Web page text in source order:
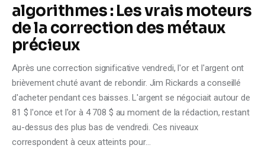
algorithmes : Les vrais moteurs
de la correction des métaux
précieux
Après une correction significative vendredi, l'or et l'argent ont
brièvement chuté avant de rebondir. Jim Rickards a conseillé
d'acheter pendant ces baisses. L'argent se négociait autour de
81 $ l'once et l'or à 4 708 $ au moment de la rédaction, restant
au-dessus des plus bas de vendredi. Ces niveaux
correspondent à ceux atteints pour…